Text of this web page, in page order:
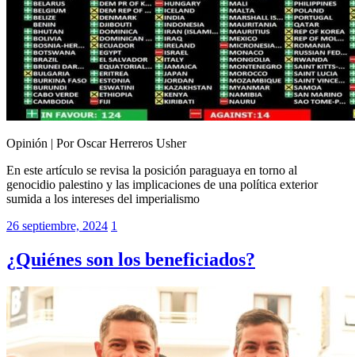
Opinión | Por Oscar Herreros Usher
En este artículo se revisa la posición paraguaya en torno al
genocidio palestino y las implicaciones de una política exterior
sumida a los intereses del imperialismo
26 septiembre, 2024 1
¿Quiénes son los beneficiados?